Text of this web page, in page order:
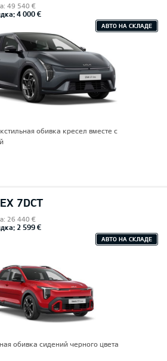
49 540 €
4 000 €
АВТО НА СКЛАДЕ
обивка кресел вместе с
7DCT
26 440 €
2 599 €
АВТО НА СКЛАДЕ
обивка сидений черного цвета